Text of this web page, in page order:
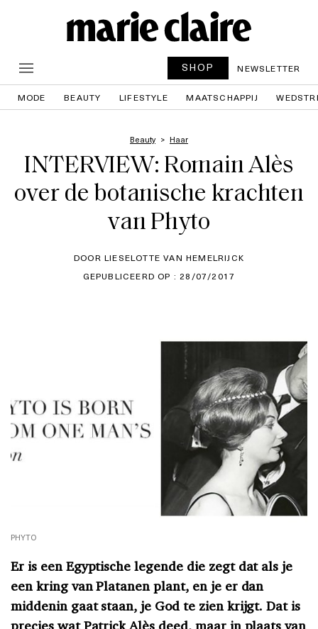
SHOP NEWSLETTER
MODE BEAUTY LIFESTYLE MAATSCHAPPIJ
Beauty Haar
INTERVIEW: Romain Alès
over de botanische krachten
van Phyto
DOOR LIESELOTTE VAN HEMELRIJCK
GEPUBLICEERD OP : 28/07/2017
PHYTO
Er is een Egyptische legende die zegt dat als je
een kring van Platanen plant, en je er dan
middenin gaat staan, je God te zien krijgt. Dat is
precies wat Patrick Alès deed, maar in plaats van